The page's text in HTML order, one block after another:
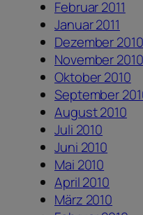
Februar 2011
Januar 2011
Dezember 2010
November 2010
Oktober 2010
September
August 2010
Juli 2010
Juni 2010
Mai 2010
April 2010
März 2010